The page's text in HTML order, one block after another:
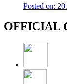
Posted on:
OFFICIAL